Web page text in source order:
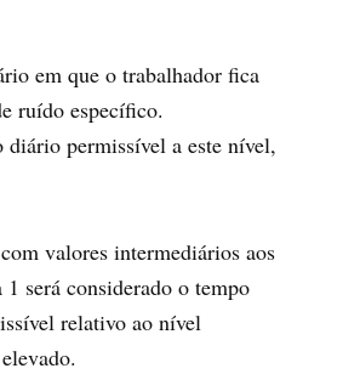
em que o trabalhador fica
ruído específico.
permissível a este nível,
valores intermediários aos
1 será considerado o tempo
relativo ao nível